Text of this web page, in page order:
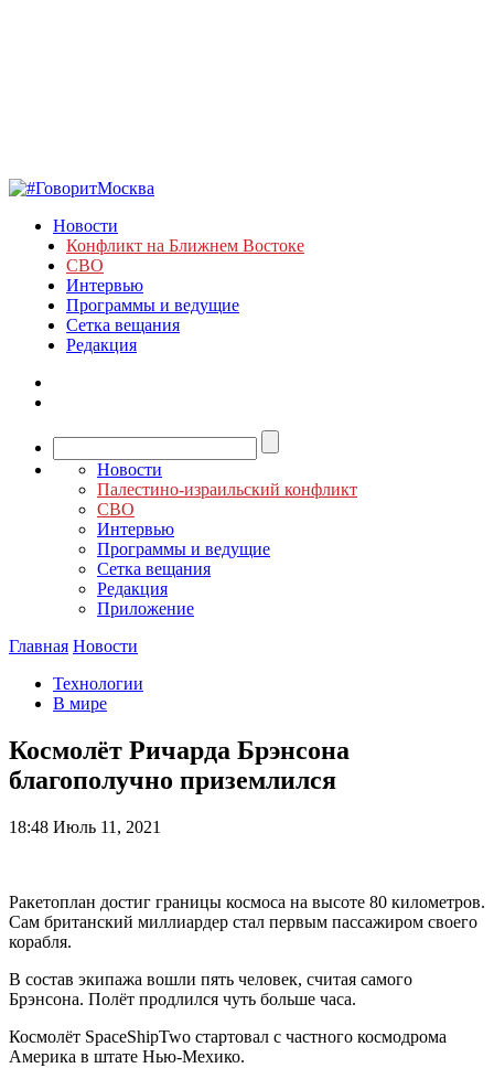
Новости
Конфликт на Ближнем Востоке
СВО
Интервью
Программы и ведущие
Сетка вещания
Редакция
Новости
Палестино-израильский конфликт
СВО
Интервью
Программы и ведущие
Сетка вещания
Редакция
Приложение
Главная Новости
Технологии
В мире
Космолёт Ричарда Брэнсона
благополучно приземлился
18:48 Июль 11, 2021
Ракетоплан достиг границы космоса на высоте 80 километров.
Сам британский миллиардер стал первым пассажиром своего
корабля.
В состав экипажа вошли пять человек, считая самого
Брэнсона. Полёт продлился чуть больше часа.
Космолёт SpaceShipTwo стартовал с частного космодрома
Америка в штате Нью-Мехико.